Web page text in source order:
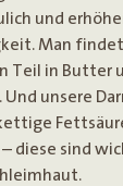
und
Man findet
Teil in Butter
unsere
diese sind